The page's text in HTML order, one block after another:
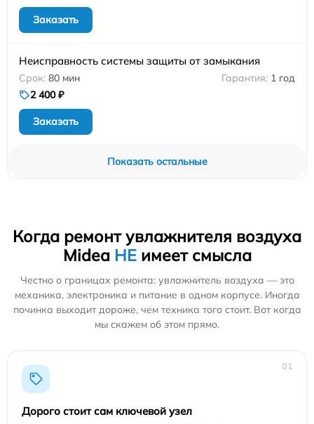
Заказать
Неисправность системы защиты от замыкания
80 мин
1 год
2 400 ₽
Заказать
Показать остальные
Когда ремонт увлажнителя воздуха
Midea НЕимеет смысла
Честно о границах ремонта: увлажнитель воздуха — это
механика, электроника и питание в одном корпусе. Иногда
починка выходит дороже, чем техника того стоит. Вот когда
мы скажем об этом прямо.
01
Дорого стоит сам ключевой узел